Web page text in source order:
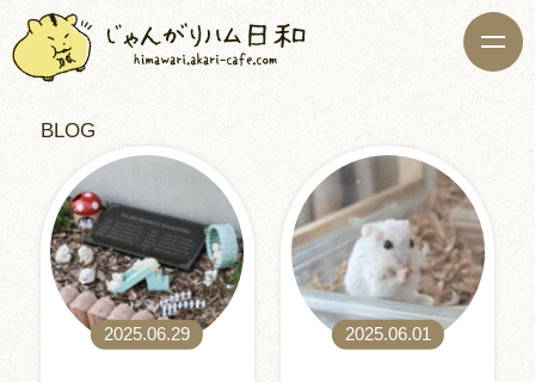
BLOG
2025.06.29 2025.06.01